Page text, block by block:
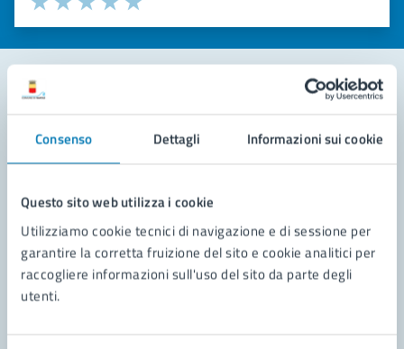
Consenso Dettagli Informazioni sui cookie
Questo sito web utilizza i cookie
Utilizziamo cookie tecnici di navigazione e di sessione per
garantire la corretta fruizione del sito e cookie analitici per
raccogliere informazioni sull'uso del sito da parte degli
utenti.
Valuta 5 stelle su 5
Valuta 4 stelle su 5
Valuta 3 stelle su 5
Valuta 2 stelle su 5
Valuta 1 stelle su 5
Leggi le domande frequenti
Richiedi assistenza
Prenota appuntamento
Problemi in città